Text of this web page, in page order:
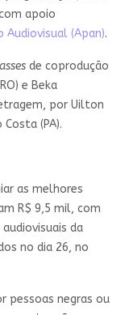
apoio
Audiovisual (Apan).
de coprodução
e Beka
por Uilton
(PA).
as melhores
R$ 9,5 mil, com
da
no dia 26, no
pessoas negras ou